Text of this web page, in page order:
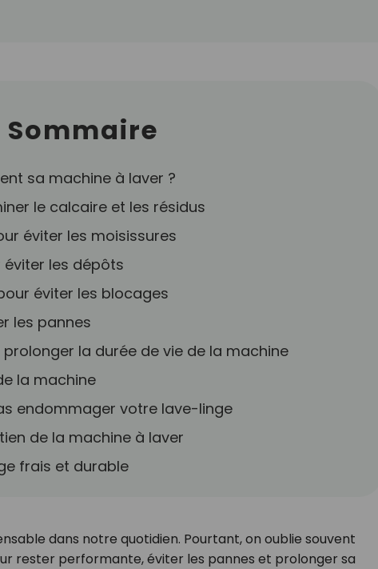
Sommaire
sa machine à laver ?
le calcaire et les résidus
éviter les moisissures
éviter les dépôts
éviter les blocages
les pannes
la durée de vie de la machine
la machine
endommager votre lave-linge
de la machine à laver
frais et durable
dans notre quotidien. Pourtant, on oublie souvent
rester performante, éviter les pannes et prolonger sa